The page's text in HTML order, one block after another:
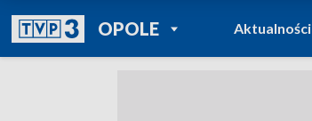
OPOLEPOWRÓT DO
TVP REGIONY
Aktualności